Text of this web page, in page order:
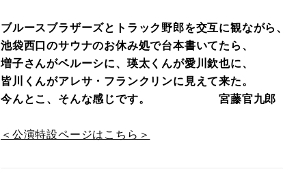
ブルースブラザーズとトラック野郎を交互に観ながら、
池袋西口のサウナのお休み処で台本書いてたら、
増子さんがベルーシに、瑛太くんが愛川欽也に、
皆川くんがアレサ・フランクリンに見えて来た。
今んとこ、そんな感じです。 宮藤官九郎
＜公演特設ページはこちら＞